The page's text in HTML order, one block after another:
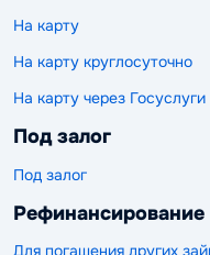
На карту
На карту круглосуточно
На карту через Госуслуги
Под залог
Под залог
Рефинансирование
Для погашения других